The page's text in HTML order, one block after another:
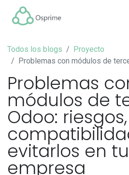
Todos los blogs
Proyecto
Problemas con módulos de terceros Odoo: riesgos,
Problemas
módulos de
Odoo: riesgos,
evitarlos en tu
empresa